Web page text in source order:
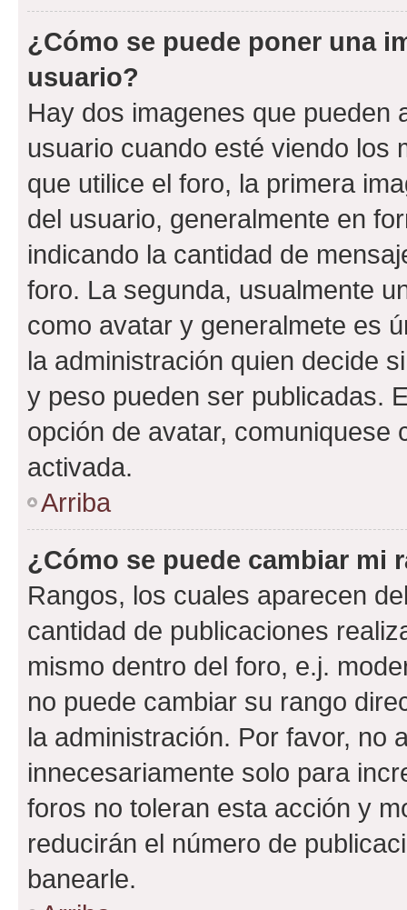
¿Cómo se puede poner una
usuario?
Hay dos imagenes que pueden
usuario cuando esté viendo los
que utilice el foro, la primera
del usuario, generalmente en
indicando la cantidad de
foro. La segunda, usualmente
como avatar y generalmete es
la administración quien decide
y peso pueden ser publicadas.
opción de avatar, comuniquese
activada.
Arriba
¿Cómo se puede cambiar mi
Rangos, los cuales aparecen
cantidad de publicaciones
mismo dentro del foro, e.j.
no puede cambiar su rango
la administración. Por favor, no
innecesariamente solo para
foros no toleran esta acción y
reducirán el número de
banearle.